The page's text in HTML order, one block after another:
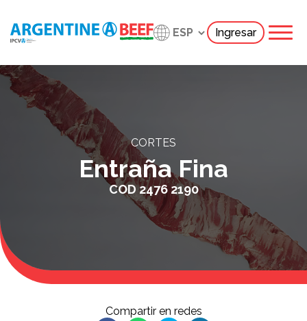
Ingresar
CORTES
Entraña Fina
COD 2476 2190
Compartir en redes